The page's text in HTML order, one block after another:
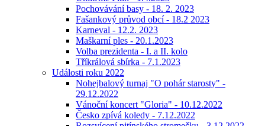
Pochovávání basy - 18. 2. 2023
Fašankový průvod obcí - 18.2 2023
Karneval - 12.2. 2023
Maškarní ples - 20.1.2023
Volba prezidenta - I. a II. kolo
Tříkrálová sbírka - 7.1.2023
Události roku 2022
Nohejbalový turnaj "O pohár starosty" -
29.12.2022
Vánoční koncert "Gloria" - 10.12.2022
Česko zpívá koledy - 7.12.2022